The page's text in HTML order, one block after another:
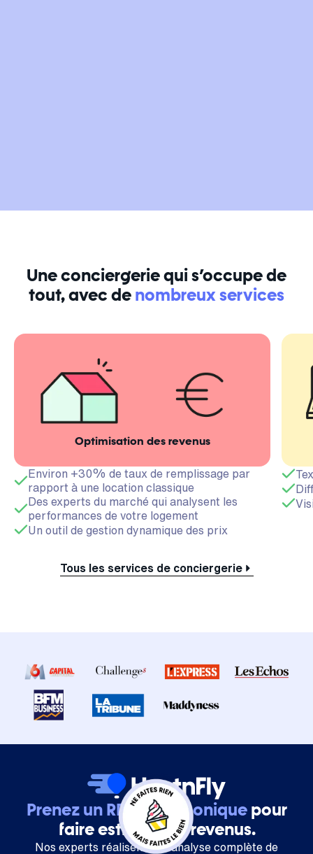
Une conciergerie qui s’occupe de
tout, avec denombreux services
Optimisation des revenus
Environ +30% de taux de remplissage par
rapport à une location classique
Des experts du marché qui analysent les
performances de votre logement
Un outil de gestion dynamique des prix
Tous les services de conciergerie
Prenez un RDV téléphoniquepour
faire estimer vos revenus.
Nos experts réalisent une analyse complète de